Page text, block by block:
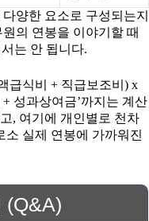
양한 요소로 구성되는지
의 연봉을 이야기할 때
는 안 됩니다.
급식비 + 직급보조비) x
성과상여금’까지는 계산
, 여기에 개인별로 천차
소 실제 연봉에 가까워진
(Q&A)